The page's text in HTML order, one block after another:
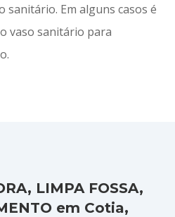
sanitário. Em alguns casos é
vaso sanitário para
LIMPA FOSSA,
em Cotia,